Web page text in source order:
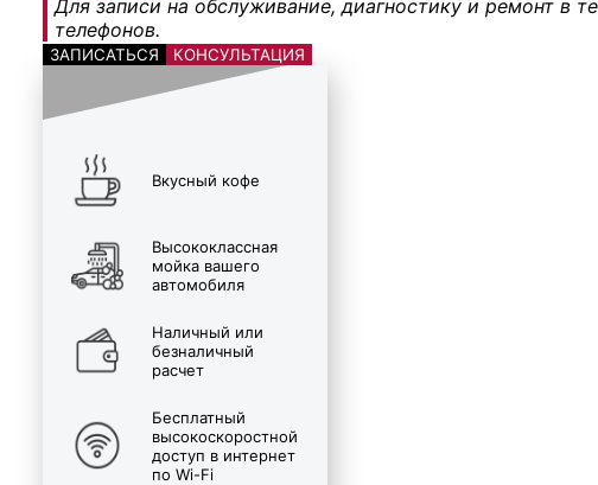
Для записи на обслуживание, диагностику и ремонт в
телефонов.
ЗАПИСАТЬСЯ КОНСУЛЬТАЦИЯ
Вкусный кофе
Высококлассная
мойка вашего
автомобиля
Наличный или
безналичный
расчет
Бесплатный
высокоскоростной
доступ в интернет
по Wi-Fi